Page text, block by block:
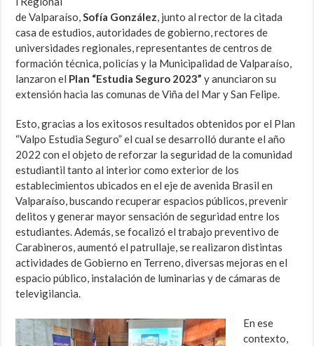
de Valparaíso,Sofía González, junto al rector de la citada
casa de estudios, autoridades de gobierno, rectores de
universidades regionales, representantes de centros de
formación técnica, policías y la Municipalidad de Valparaíso,
lanzaron el Plan “Estudia Seguro 2023” y anunciaron su
extensión hacia las comunas de Viña del Mar y San Felipe.
Esto, gracias a los exitosos resultados obtenidos por el Plan
“Valpo Estudia Seguro” el cual se desarrolló durante el año
2022 con el objeto de reforzar la seguridad de la comunidad
estudiantil tanto al interior como exterior de los
establecimientos ubicados en el eje de avenida Brasil en
Valparaíso, buscando recuperar espacios públicos, prevenir
delitos y generar mayor sensación de seguridad entre los
estudiantes. Además, se focalizó el trabajo preventivo de
Carabineros, aumentó el patrullaje, se realizaron distintas
actividades de Gobierno en Terreno, diversas mejoras en el
espacio público, instalación de luminarias y de cámaras de
televigilancia.
En ese
contexto,